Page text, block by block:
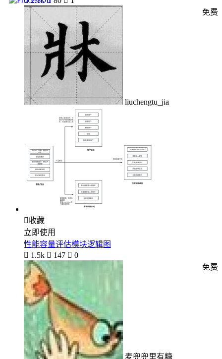
liuchengtu_jia
免费
收藏
立即使用
性能容量评估模块逻辑图
 1.5k  147  0
麦兜兜里有糖
免费